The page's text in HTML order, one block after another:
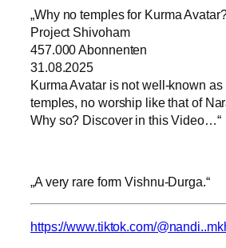
„Why no temples for Kurma
Project Shivoham
457.000 Abonnenten
31.08.2025
Kurma Avatar is not well-known
temples, no worship like that of
Why so? Discover in this Video…“
„A very rare form Vishnu-Durga.“
https://www.tiktok.com/